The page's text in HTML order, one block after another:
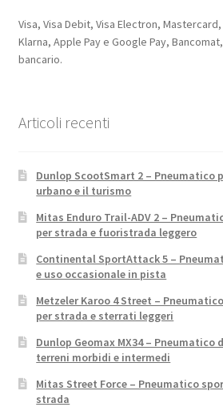
Visa, Visa Debit, Visa Electron,
Klarna, Apple Pay e Google Pay,
bancario.
Articoli recenti
Dunlop ScootSmart 2 – Pneumatico
urbano e il turismo
Mitas Enduro Trail-ADV 2 –
per strada e fuoristrada leggero
Continental SportAttack 5 –
e uso occasionale in pista
Metzeler Karoo 4 Street –
per strada e sterrati leggeri
Dunlop Geomax MX34 – Pneumatico
terreni morbidi e intermedi
Mitas Street Force – Pneumatico
strada